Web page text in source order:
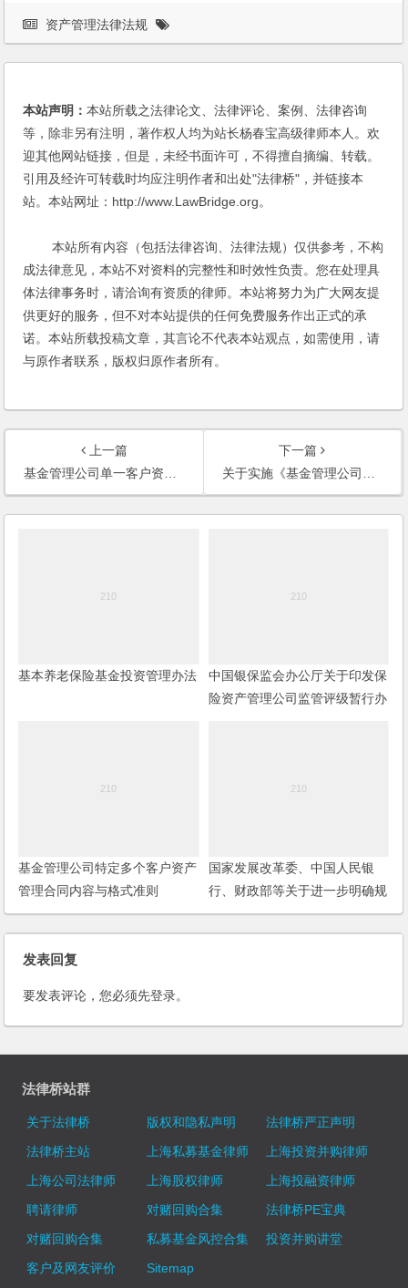
资产管理法律法规
本站声明：本站所载之法律论文、法律评论、案例、法律咨询
等，除非另有注明，著作权人均为站长杨春宝高级律师本人。欢
迎其他网站链接，但是，未经书面许可，不得擅自摘编、转载。
引用及经许可转载时均应注明作者和出处"法律桥"，并链接本
站。本站网址：http://www.LawBridge.org。
本站所有内容（包括法律咨询、法律法规）仅供参考，不构
成法律意见，本站不对资料的完整性和时效性负责。您在处理具
体法律事务时，请洽询有资质的律师。本站将努力为广大网友提
供更好的服务，但不对本站提供的任何免费服务作出正式的承
诺。本站所载投稿文章，其言论不代表本站观点，如需使用，请
与原作者联系，版权归原作者所有。
上一篇
基金管理公司单一客户资产管理合同内容与格式准则（2012年修订）
下一篇
关于实施《基金管理公司特定客户资产管理业务试点办法》有关问题的规定
基本养老保险基金投资管理办法
中国银保监会办公厅关于印发保
险资产管理公司监管评级暂行办
基金管理公司特定多个客户资产
管理合同内容与格式准则
（2012年修订）
国家发展改革委、中国人民银
行、财政部等关于进一步明确规
范金融机构资产管理产品投资创
业投资基金和政府出资产业投资
发表回复
要发表评论，您必须先登录。
法律桥站群
关于法律桥 版权和隐私声明
法律桥严正声明
法律桥主站
上海私募基金律师
上海投资并购律师
上海公司法律师
上海股权律师
上海投融资律师
聘请律师
对赌回购合集
法律桥PE宝典
对赌回购合集
私募基金风控合集
投资并购讲堂
客户及网友评价
Sitemap